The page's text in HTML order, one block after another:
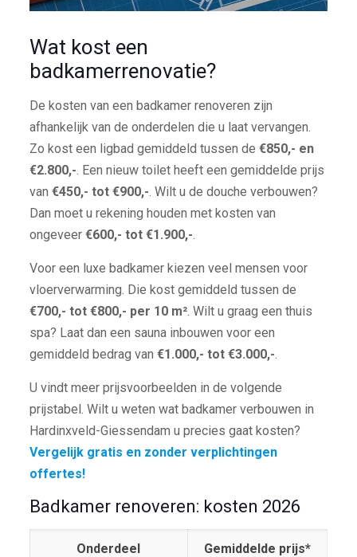
Wat kost een
badkamerrenovatie?
De kosten van een badkamer renoveren zijn
afhankelijk van de onderdelen die u laat vervangen.
Zo kost een ligbad gemiddeld tussen de €850,- en
€2.800,-. Een nieuw toilet heeft een gemiddelde prijs
van €450,- tot €900,-. Wilt u de douche verbouwen?
Dan moet u rekening houden met kosten van
ongeveer €600,- tot €1.900,-.
Voor een luxe badkamer kiezen veel mensen voor
vloerverwarming. Die kost gemiddeld tussen de
€700,- tot €800,- per 10 m². Wilt u graag een thuis
spa? Laat dan een sauna inbouwen voor een
gemiddeld bedrag van €1.000,- tot €3.000,-.
U vindt meer prijsvoorbeelden in de volgende
prijstabel. Wilt u weten wat badkamer verbouwen in
Hardinxveld-Giessendam u precies gaat kosten?
Vergelijk gratis en zonder verplichtingen
offertes!
Badkamer renoveren: kosten 2026
Onderdeel Gemiddelde prijs*